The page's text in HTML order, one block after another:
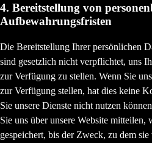
4. Bereitstellung von
Aufbewahrungsfristen
Die Bereitstellung Ihrer persönlichen
sind gesetzlich nicht verpflichtet, uns
zur Verfügung zu stellen. Wenn Sie
zur Verfügung stellen, hat dies keine
Sie unsere Dienste nicht nutzen
Sie uns über unsere Website mitteilen,
gespeichert, bis der Zweck, zu dem